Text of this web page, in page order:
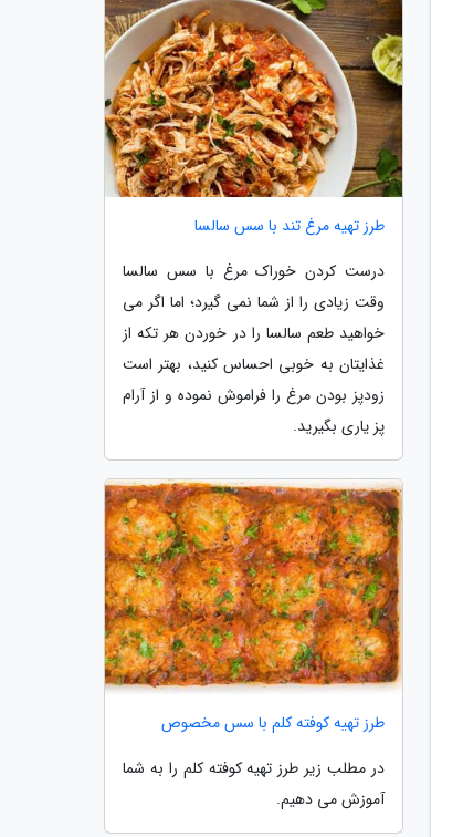
طرز تهیه مرغ تند با سس سالسا
درست کردن خوراک مرغ با سس سالسا
وقت زیادی را از شما نمی گیرد؛ اما اگر می
خواهید طعم سالسا را در خوردن هر تکه از
غذایتان به خوبی احساس کنید، بهتر است
زودپز بودن مرغ را فراموش نموده و از آرام
پز یاری بگیرید.
طرز تهیه کوفته کلم با سس مخصوص
در مطلب زیر طرز تهیه کوفته کلم را به شما
آموزش می دهیم.